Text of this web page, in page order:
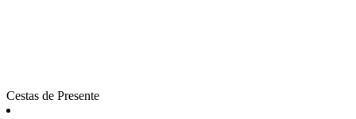
Cestas de Presente